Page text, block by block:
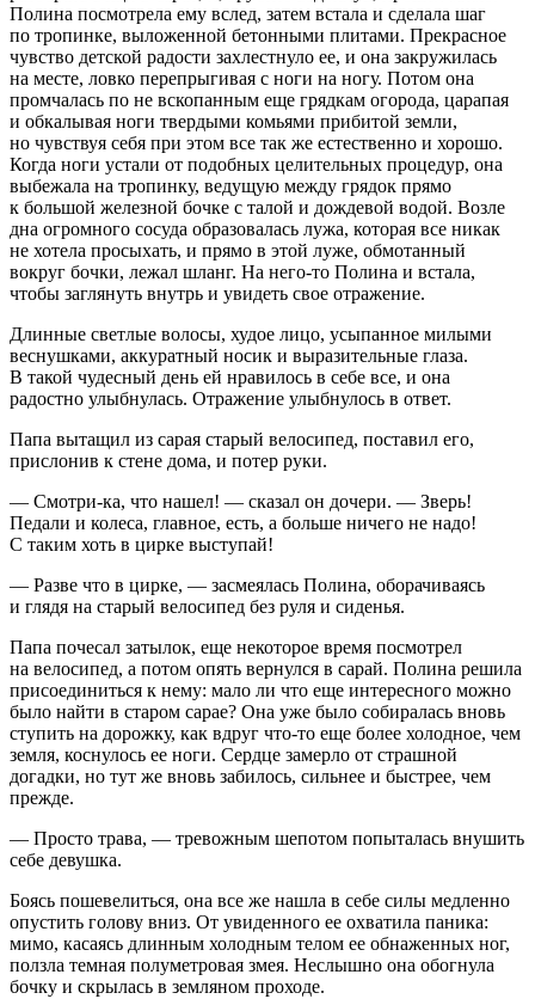
Полина посмотрела ему вслед, затем встала и сделала шаг
по тропинке, выложенной бетонными плитами. Прекрасное
чувство детской радости захлестнуло ее, и она закружилась
на месте, ловко перепрыгивая с ноги на ногу. Потом она
промчалась по не вскопанным еще грядкам огорода, царапая
и обкалывая ноги твердыми комьями прибитой земли,
но чувствуя себя при этом все так же естественно и хорошо.
Когда ноги устали от подобных целительных процедур, она
выбежала на тропинку, ведущую между грядок прямо
к большой железной бочке с талой и дождевой водой. Возле
дна огромного сосуда образовалась лужа, которая все никак
не хотела просыхать, и прямо в этой луже, обмотанный
вокруг бочки, лежал шланг. На него-то Полина и встала,
чтобы заглянуть внутрь и увидеть свое отражение.
Длинные светлые волосы, худое лицо, усыпанное милыми
веснушками, аккуратный носик и выразительные глаза.
В такой чудесный день ей нравилось в себе все, и она
радостно улыбнулась. Отражение улыбнулось в ответ.
Папа вытащил из сарая старый велосипед, поставил его,
прислонив к стене дома, и потер руки.
— Смотри-ка, что нашел! — сказал он дочери. — Зверь!
Педали и колеса, главное, есть, а больше ничего не надо!
С таким хоть в цирке выступай!
— Разве что в цирке, — засмеялась Полина, оборачиваясь
и глядя на старый велосипед без руля и сиденья.
Папа почесал затылок, еще некоторое время посмотрел
на велосипед, а потом опять вернулся в сарай. Полина решила
присоединиться к нему: мало ли что еще интересного можно
было найти в старом сарае? Она уже было собиралась вновь
ступить на дорожку, как вдруг что-то еще более холодное, чем
земля, коснулось ее ноги. Сердце замерло от страшной
догадки, но тут же вновь забилось, сильнее и быстрее, чем
прежде.
— Просто трава, — тревожным шепотом попыталась внушить
себе девушка.
Боясь пошевелиться, она все же нашла в себе силы медленно
опустить голову вниз. От увиденного ее охватила паника:
мимо, касаясь длинным холодным телом ее обнаженных ног,
ползла темная полуметровая змея. Неслышно она обогнула
бочку и скрылась в земляном проходе.